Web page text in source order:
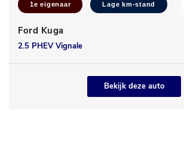
1e eigenaar Lage km-stand
Ford Kuga
2.5 PHEV Vignale
Bekijk deze auto